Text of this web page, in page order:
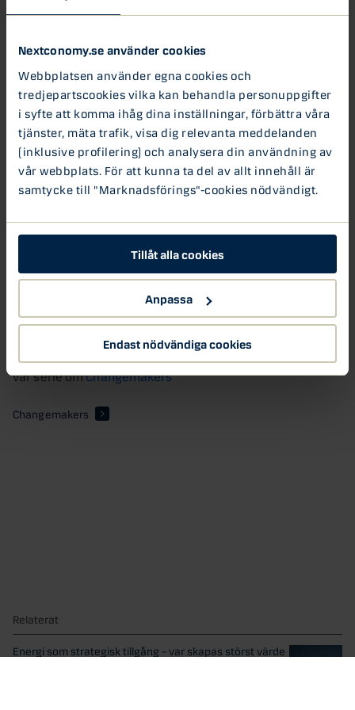
Nextconomy.se använder cookies
Webbplatsen använder egna cookies och
tredjepartscookies vilka kan behandla personuppgifter
i syfte att komma ihåg dina inställningar, förbättra våra
tjänster, mäta trafik, visa dig relevanta meddelanden
(inklusive profilering) och analysera din användning av
vår webbplats. För att kunna ta del av allt innehåll är
samtycke till "Marknadsförings"-cookies nödvändigt.
Tillåt alla cookies
Anpassa
Endast nödvändiga cookies
Vilka är de viktigaste drivkrafterna för fortsatt
utveckling? Hur kan finanssektorn accelerera
Under en paneldiskussion gav Dora Burul, Global Head of
Climate & Circular på TRATON, Tomas Wanselius, VD för
techbolaget Advania och Sander Jahilo, Head of Resource
Sustainability på Volvo Construction Equipment
perspektiv på denna fråga.
Om Circular Economy Act:
ekonomiska motståndskraft och minska
importberoendet av kritiska råvaror. Målet är att
fördubbla användningsgraden av cirkulära material
(CMUR) från 11,8% idag till 24% redan 2030. Mer
Circular economy – Environment –
European Commission
Läs om fler organisationer som bidrar till omställning i
vår serie omChangemakers
Changemakers
Relaterat
Energi som strategisk tillgång – var skapas störst värde